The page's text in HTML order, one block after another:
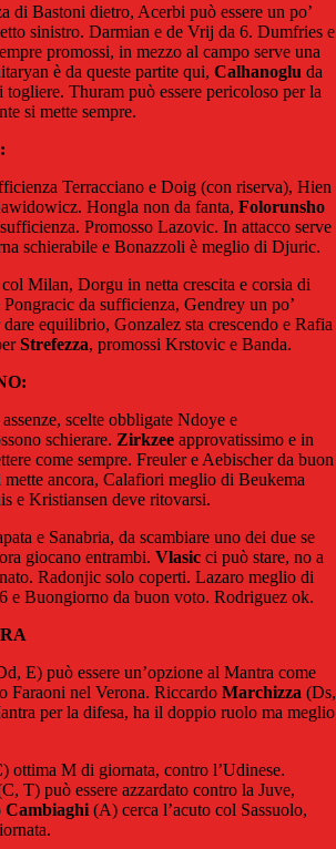
di Bastoni dietro, Acerbi può essere un po’
sinistro. Darmian e de Vrij da 6. Dumfries e
promossi, in mezzo al campo serve una
è da queste partite qui, Calhanoglu da
Thuram può essere pericoloso per la
si mette sempre.
Terracciano e Doig (con riserva), Hien
Hongla non da fanta, Folorunsho
Promosso Lazovic. In attacco serve
schierabile e Bonazzoli è meglio di Djuric.
Milan, Dorgu in netta crescita e corsia di
da sufficienza, Gendrey un po’
equilibrio, Gonzalez sta crescendo e Rafia
Strefezza, promossi Krstovic e Banda.
scelte obbligate Ndoye e
schierare. Zirkzee approvatissimo e in
come sempre. Freuler e Aebischer da buon
ancora, Calafiori meglio di Beukema
e Kristiansen deve ritovarsi.
e Sanabria, da scambiare uno dei due se
giocano entrambi. Vlasic ci può stare, no a
Radonjic solo coperti. Lazaro meglio di
e Buongiorno da buon voto. Rodriguez ok.
E) può essere un’opzione al Mantra come
Faraoni nel Verona. Riccardo Marchizza (Ds,
per la difesa, ha il doppio ruolo ma meglio
ottima M di giornata, contro l’Udinese.
T) può essere azzardato contro la Juve,
Cambiaghi (A) cerca l’acuto col Sassuolo,